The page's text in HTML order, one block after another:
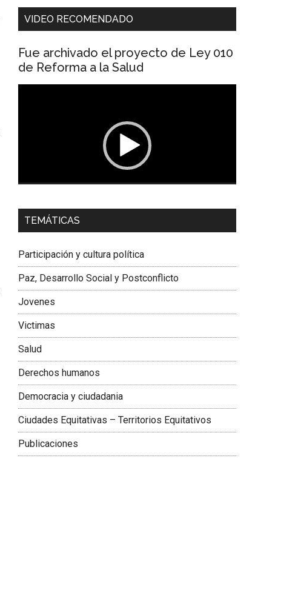
VIDEO RECOMENDADO
Fue archivado el proyecto de Ley 010
de Reforma a la Salud
Dra. Carolina Corcho Mejía,
Latinoamericana Sur, Vicepresidenta Federación
TEMÁTICAS
Participación y cultura política
Paz, Desarrollo Social y Postconflicto
Jovenes
Victimas
Salud
Derechos humanos
Democracia y ciudadania
Ciudades Equitativas – Territorios Equitativos
Publicaciones